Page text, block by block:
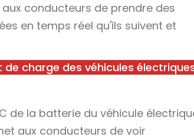
conducteurs de prendre des
en temps réel qu'ils suivent et
charge des véhicules
de la batterie du véhicule
aux conducteurs de voir